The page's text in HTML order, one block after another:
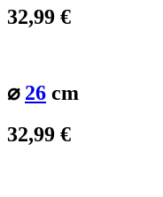
32,99 €
⌀ 26 cm
32,99 €